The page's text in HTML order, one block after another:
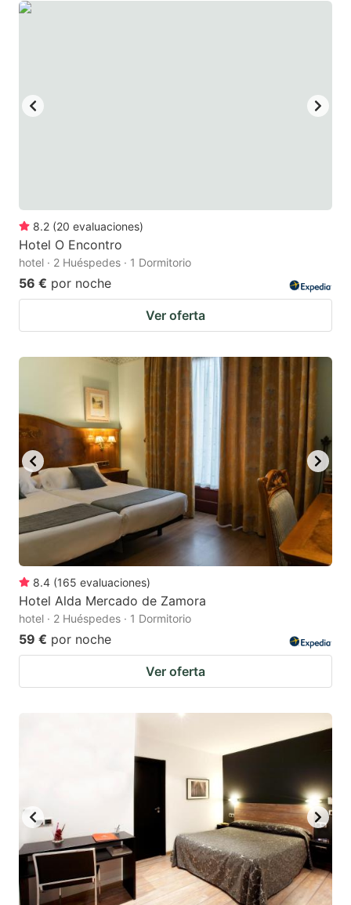
8.2 (20 evaluaciones)
Hotel O Encontro
hotel · 2 Huéspedes · 1 Dormitorio
56 € por noche
Ver oferta
8.4 (165 evaluaciones)
Hotel Alda Mercado de Zamora
hotel · 2 Huéspedes · 1 Dormitorio
59 € por noche
Ver oferta